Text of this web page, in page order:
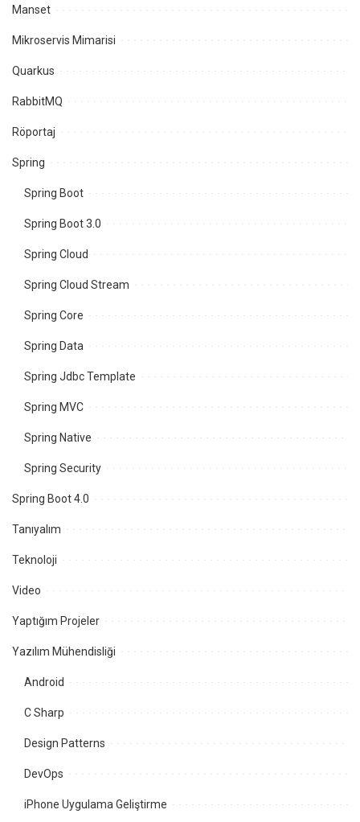
Manset
Mikroservis Mimarisi
Quarkus
RabbitMQ
Röportaj
Spring
Spring Boot
Spring Boot 3.0
Spring Cloud
Spring Cloud Stream
Spring Core
Spring Data
Spring Jdbc Template
Spring MVC
Spring Native
Spring Security
Spring Boot 4.0
Tanıyalım
Teknoloji
Video
Yaptığım Projeler
Yazılım Mühendisliği
Android
C Sharp
Design Patterns
DevOps
iPhone Uygulama Geliştirme